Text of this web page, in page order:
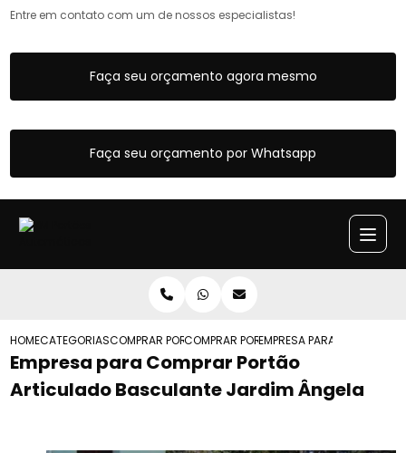
Entre em contato com um de nossos especialistas!
Faça seu orçamento agora mesmo
Faça seu orçamento por Whatsapp
HOMECATEGORIASCOMPRAR PORTOES ARTICULADOS
COMPRAR PORTAO ARTICULADO
EMPRESA PARA COMPRAR
Empresa para Comprar Portão
Articulado Basculante Jardim Ângela